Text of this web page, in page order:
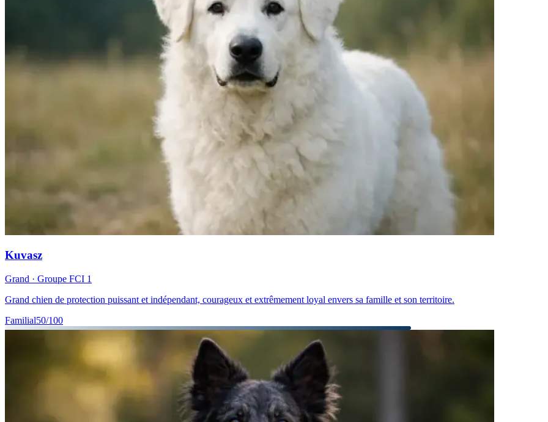
Kuvasz
Grand · Groupe FCI 1
Grand chien de protection puissant et indépendant, courageux et extrêmement loyal envers sa famille et son territoire.
Familial50/100